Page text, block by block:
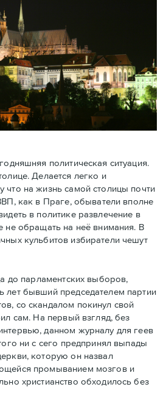
политическая ситуация.
Делается легко и
что на жизнь самой столицы почти
как в Праге, обыватели вполне
в политике развлечение в
не обращать на неё внимания. В
кульбитов избиратели чешут
до парламентских выборов,
лет бывший председателем партии
со скандалом покинул свой
сам. На первый взгляд, без
данном журналу для геев
ни с сего предпринял выпады
которую он назвал
промыванием мозгов и
христианство обходилось без